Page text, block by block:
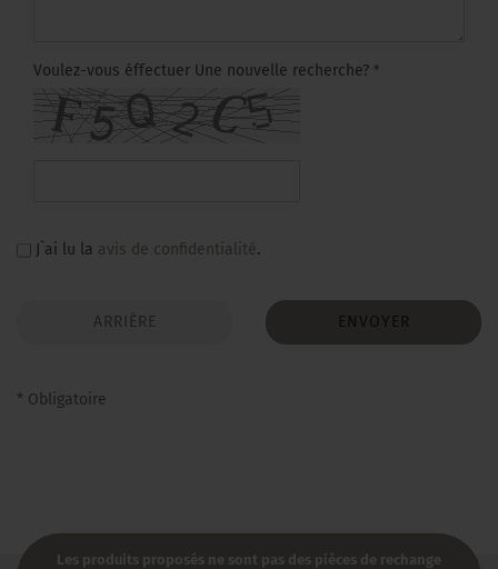
Voulez-vous éffectuer Une nouvelle recherche?
DATENSCHUTZBESTIMMUNGEN
J`ai lu la avis de confidentialité.
ARRIÈRE ENVOYER
* Obligatoire
Les produits proposés ne sont pas des pièces de rechange